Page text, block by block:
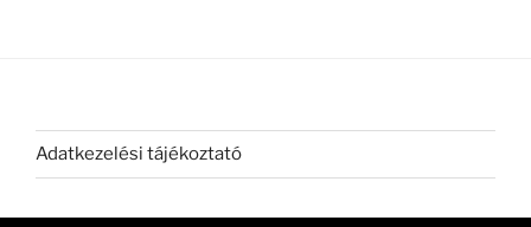
Adatkezelési tájékoztató